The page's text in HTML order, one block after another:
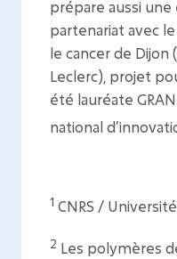
prépare aussi
partenariat avec
le cancer de Dijon
Leclerc), projet
été lauréate
national
1 CNRS /
2 Les polymères